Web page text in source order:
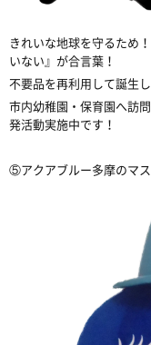
きれいな地球を守るため
いない』が合言葉！
不要品を再利用して誕生
市内幼稚園・保育園へ訪
発活動実施中です！
⑤アクアブルー多摩のマ